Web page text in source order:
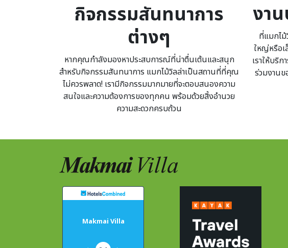
กิจกรรมสันทนาการ
ต่างๆ
หากคุณกำลังมองหาประสบการณ์ที่น่าตื่นเต้นและสนุก
สำหรับกิจกรรมสันทนาการ แมกไม้วิลล่าเป็นสถานที่ที่คุณ
ไม่ควรพลาด! เรามีกิจกรรมมากมายที่จะตอบสนองความ
สนใจและความต้องการของทุกคน พร้อมด้วยสิ้งอำนวย
ความสะดวกครบถ้วน
งา
ที่แมกไม้
ใหญ่หรือเ
เราให้บริ
ร่วมงาน
Makmai Villa